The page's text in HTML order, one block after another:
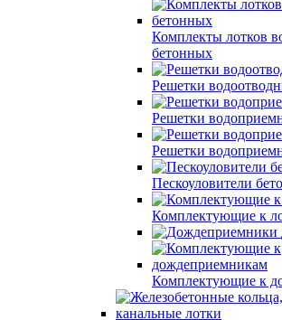
Комплекты лотков
бетонных
Решетки
Решетки
Решетки
Пескоуловители
Комплектующие к
Комплектующие к